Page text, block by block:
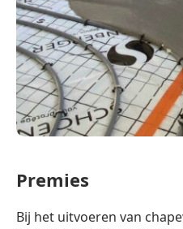
Premies
Bij het uitvoeren van